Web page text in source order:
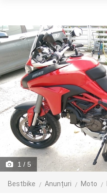
1 / 5
Bestbike Anunțuri Moto